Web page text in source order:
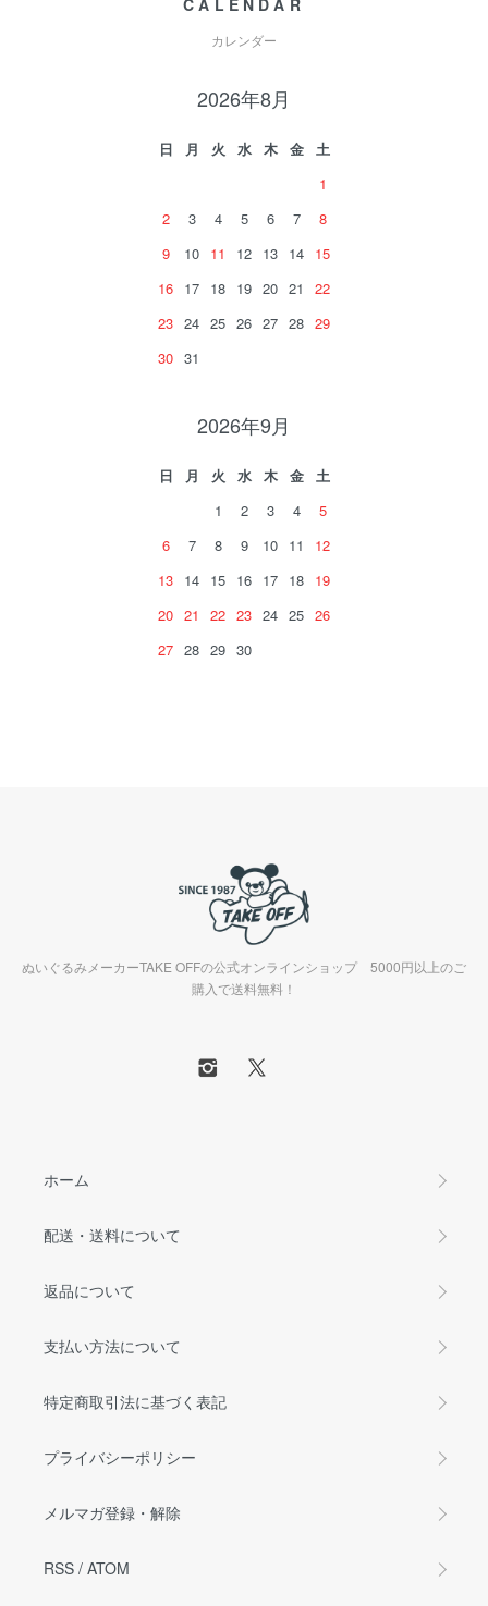
CALENDAR
カレンダー
2026年8月
日 月 火 水 木 金
土
1
2
3 4 5 6 7
8
9
10 11 12 13 14 15
16 17 18 19 20 21
22
23 24 25 26 27 28 29
30 31
2026年9月
日 月 火 水 木 金
土
1
2 3 4
5
6
7 8 9 10 11
12
13 14 15 16 17 18 19
20 21 22 23 24 25 26
27 28 29 30
ぬいぐるみメーカーTAKE OFFの公式オンラインショップ 5000円以上のご
購入で送料無料！
ホーム
配送・送料について
返品について
支払い方法について
特定商取引法に基づく表記
プライバシーポリシー
メルマガ登録・解除
RSS / ATOM